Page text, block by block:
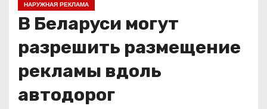
НАРУЖНАЯ РЕКЛАМА
В Беларуси могут
разрешить размещение
рекламы вдоль
автодорог